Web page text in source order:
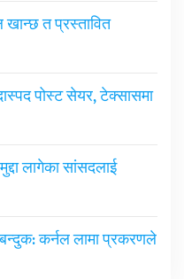
त प्रस्तावित
पोस्ट सेयर, टेक्सासमा
लागेका सांसदलाई
बन्दुक: कर्नल लामा प्रकरणले